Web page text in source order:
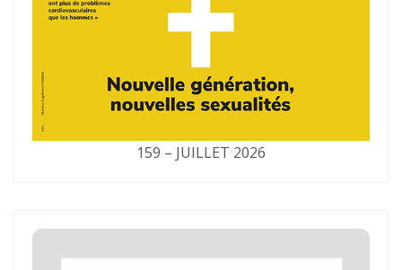
159 – JUILLET 2026